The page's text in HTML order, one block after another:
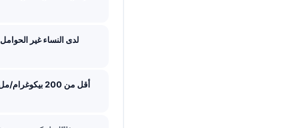
الهيموغلوبين أقل من 13.0 g/dL لدى الرجال أو أقل من 12.0 g/dL لدى النساء غير الحوامل
فيتامين B12 أقل من 200 بيكوغرام/مل